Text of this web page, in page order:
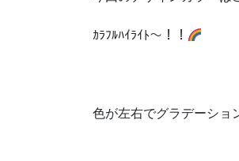
ｶﾗﾌﾙﾊｲﾗｲﾄ〜！！
色が左右でグラデーショ